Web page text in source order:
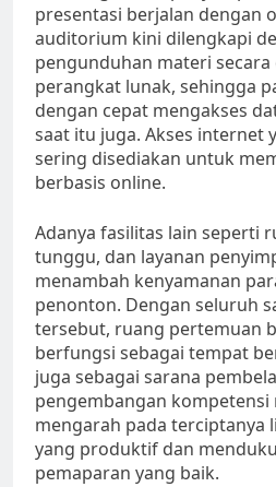
presentasi berjalan dengan
auditorium kini dilengkapi
pengunduhan materi
perangkat lunak, sehingga
dengan cepat mengakses
saat itu juga. Akses internet
sering disediakan untuk
berbasis online.
Adanya fasilitas lain seperti
tunggu, dan layanan
menambah kenyamanan
penonton. Dengan seluruh
tersebut, ruang pertemuan
berfungsi sebagai tempat
juga sebagai sarana
pengembangan kompetensi
mengarah pada terciptanya
yang produktif dan
pemaparan yang baik.